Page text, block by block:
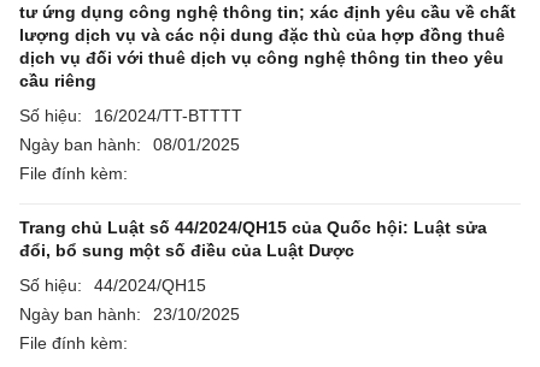
tư ứng dụng công nghệ thông tin; xác định yêu cầu về chất
lượng dịch vụ và các nội dung đặc thù của hợp đồng thuê
dịch vụ đối với thuê dịch vụ công nghệ thông tin theo yêu
cầu riêng
Số hiệu:
16/2024/TT-BTTTT
Ngày ban hành:
08/01/2025
File đính kèm:
Trang chủ Luật số 44/2024/QH15 của Quốc hội: Luật sửa
đổi, bổ sung một số điều của Luật Dược
Số hiệu:
44/2024/QH15
Ngày ban hành:
23/10/2025
File đính kèm: